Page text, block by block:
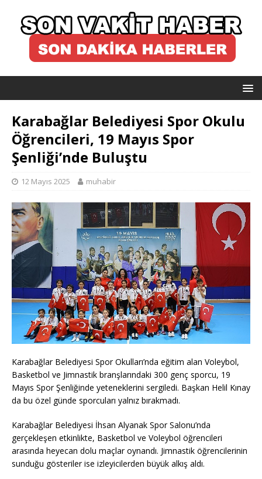
Karabağlar Belediyesi Spor Okulu
Öğrencileri, 19 Mayıs Spor
Şenliği’nde Buluştu
12 Mayıs 2025 muhabir
Karabağlar Belediyesi Spor Okulları’nda eğitim alan Voleybol,
Basketbol ve Jimnastik branşlarındaki 300 genç sporcu, 19
Mayıs Spor Şenliğinde yeteneklerini sergiledi. Başkan Helil Kınay
da bu özel günde sporcuları yalnız bırakmadı.
Karabağlar Belediyesi İhsan Alyanak Spor Salonu’nda
gerçekleşen etkinlikte, Basketbol ve Voleybol öğrencileri
arasında heyecan dolu maçlar oynandı. Jimnastik öğrencilerinin
sunduğu gösteriler ise izleyicilerden büyük alkış aldı.